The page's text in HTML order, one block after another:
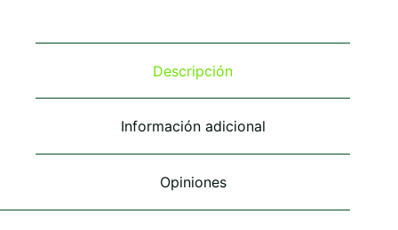
opciones
pueden
elegir
la
página
producto
opciones
elegir
página
Descripción
Información adicional
Opiniones